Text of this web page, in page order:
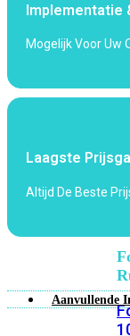
Implementatie
Mogelijk Voor Uw
Laagste
Altijd De Beste
Aanvullende